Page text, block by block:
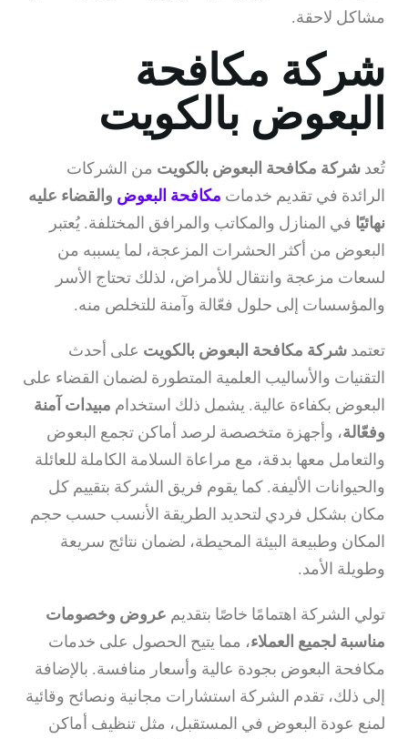
مشاكل لاحقة.
شركة مكافحة
البعوض بالكويت
تُعد شركة مكافحة البعوض بالكويت من الشركات
الرائدة في تقديم خدمات مكافحة البعوض والقضاء عليه
نهائيًا في المنازل والمكاتب والمرافق المختلفة. يُعتبر
البعوض من أكثر الحشرات المزعجة، لما يسببه من
لسعات مزعجة وانتقال للأمراض، لذلك تحتاج الأسر
والمؤسسات إلى حلول فعّالة وآمنة للتخلص منه.
تعتمد شركة مكافحة البعوض بالكويت على أحدث
التقنيات والأساليب العلمية المتطورة لضمان القضاء على
البعوض بكفاءة عالية. يشمل ذلك استخدام مبيدات آمنة
وفعّالة، وأجهزة متخصصة لرصد أماكن تجمع البعوض
والتعامل معها بدقة، مع مراعاة السلامة الكاملة للعائلة
والحيوانات الأليفة. كما يقوم فريق الشركة بتقييم كل
مكان بشكل فردي لتحديد الطريقة الأنسب حسب حجم
المكان وطبيعة البيئة المحيطة، لضمان نتائج سريعة
وطويلة الأمد.
تولي الشركة اهتمامًا خاصًا بتقديم عروض وخصومات
مناسبة لجميع العملاء، مما يتيح الحصول على خدمات
مكافحة البعوض بجودة عالية وأسعار منافسة. بالإضافة
إلى ذلك، تقدم الشركة استشارات مجانية ونصائح وقائية
لمنع عودة البعوض في المستقبل، مثل تنظيف أماكن